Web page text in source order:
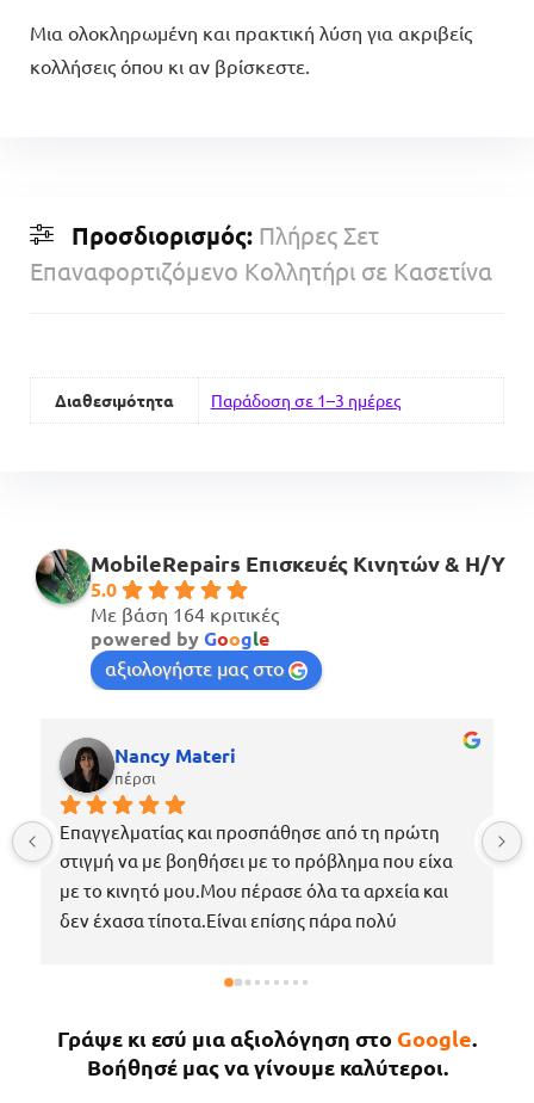
Μια ολοκληρωμένη και πρακτική λύση για ακριβείς
κολλήσεις όπου κι αν βρίσκεστε.
Προσδιορισμός: Πλήρες Σετ
Επαναφορτιζόμενο Κολλητήρι σε Κασετίνα
Διαθεσιμότητα Παράδοση σε 1–3 ημέρες
MobileRepairs Επισκευές Κινητών & H/Y
5.0
Με βάση 164 κριτικές
powered byGoogle
αξιολογήστε μας στο
Nancy Materi
πέρσι
Επαγγελματίας και προσπάθησε από τη πρώτη
στιγμή να με βοηθήσει με το πρόβλημα που είχα
με το κινητό μου.Μου πέρασε όλα τα αρχεία και
δεν έχασα τίποτα.Είναι επίσης πάρα πολύ
να πάρω το κινητό μου το νωρίτερο δυνατόν
κάτι άλλο θα επιστρέψω σίγουρα.
Γράψε κι εσύ μια αξιολόγηση στο Google.
Βοήθησέ μας να γίνουμε καλύτεροι.